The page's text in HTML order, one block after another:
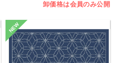
卸価格は会員のみ公開
NEW